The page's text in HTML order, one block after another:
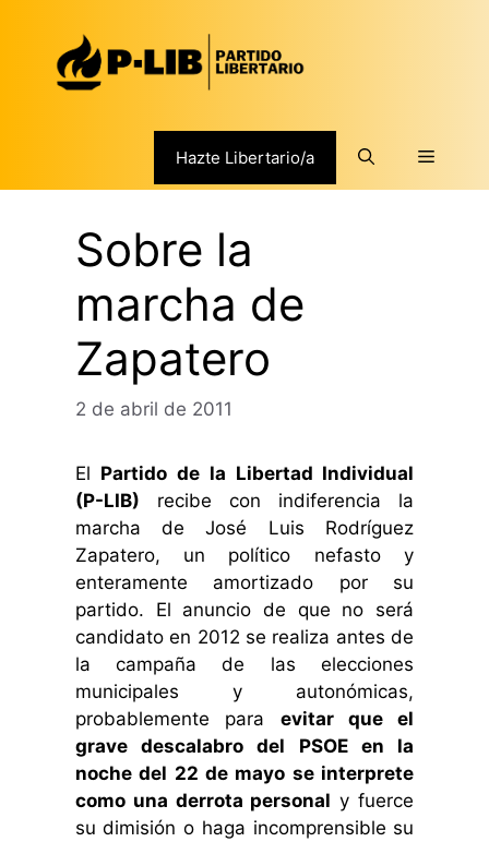
contenido
Hazte Libertario/a Menú
Sobre la
marcha de
Zapatero
2 de abril de 2011
El Partido de la Libertad Individual
(P-LIB) recibe con indiferencia la
marcha de José Luis Rodríguez
Zapatero, un político nefasto y
enteramente amortizado por su
partido. El anuncio de que no será
candidato en 2012 se realiza antes de
la campaña de las elecciones
municipales y autonómicas,
probablemente para evitar que el
grave descalabro del PSOE en la
noche del 22 de mayo se interprete
como una derrota personal y fuerce
su dimisión o haga incomprensible su